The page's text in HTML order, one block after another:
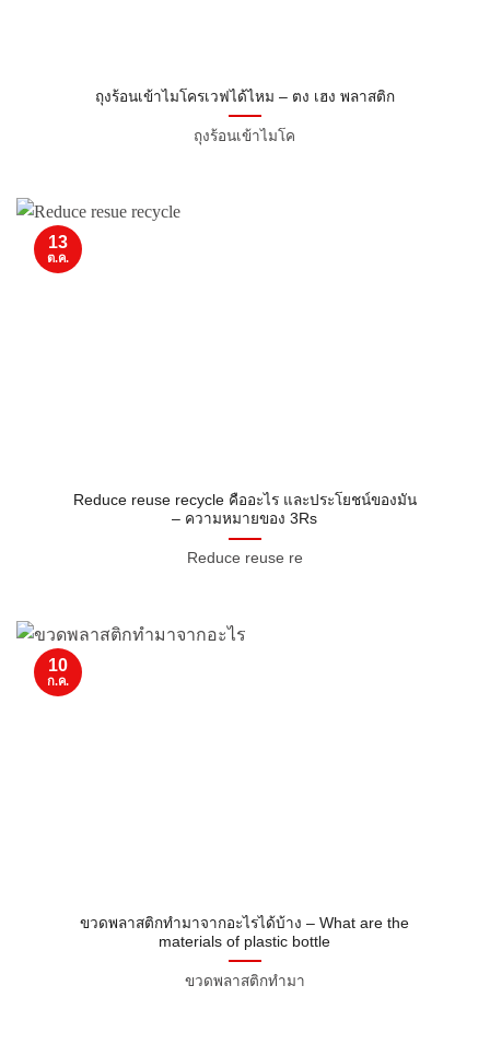
ถุงร้อนเข้าไมโครเวฟได้ไหม – ตง เฮง พลาสติก
ถุงร้อนเข้าไมโค
Reduce reuse recycle คืออะไร และประโยชน์ของมัน
– ความหมายของ 3Rs
Reduce reuse re
13
ต.ค.
ขวดพลาสติกทํามาจากอะไรได้บ้าง – What are the
materials of plastic bottle
ขวดพลาสติกทํามา
10
ก.ค.